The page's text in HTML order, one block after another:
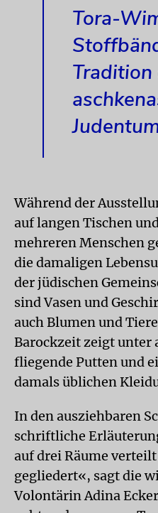
Tora-
Tradition
Während der
auf langen Tischen
mehreren Menschen
die damaligen
der jüdischen
sind Vasen und
auch Blumen und
Barockzeit zeigt unter
fliegende Putten und
damals üblichen
In den ausziehbaren
schriftliche
auf drei Räume
gegliedert«, sagt die
Volontärin Adina